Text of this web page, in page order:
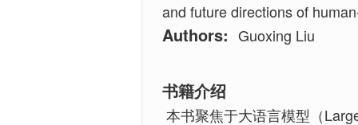
and future directions of
Authors: Guoxing Liu
书籍介绍
本书聚焦于大语言模型（